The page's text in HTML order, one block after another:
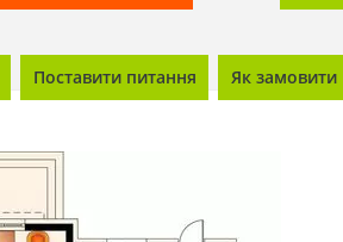
Поставити питання Як замовити